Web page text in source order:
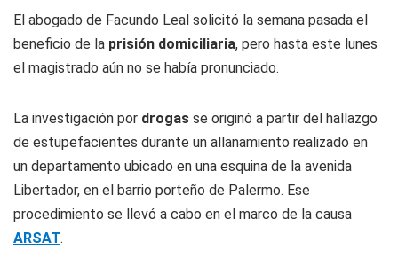
El abogado de Facundo Leal solicitó la semana pasada el
beneficio de la prisión domiciliaria, pero hasta este lunes
el magistrado aún no se había pronunciado.
La investigación por drogas se originó a partir del hallazgo
de estupefacientes durante un allanamiento realizado en
un departamento ubicado en una esquina de la avenida
Libertador, en el barrio porteño de Palermo. Ese
procedimiento se llevó a cabo en el marco de la causa
ARSAT.